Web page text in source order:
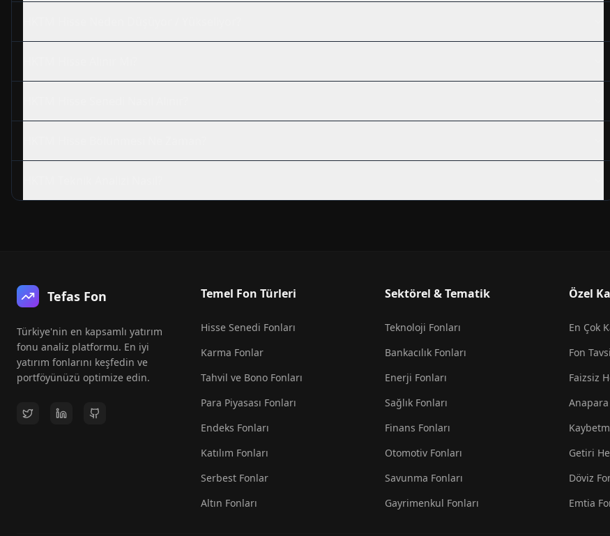
Tefas Fon
Türkiye'nin en kapsamlı yatırım
fonu analiz platformu. En iyi
yatırım fonlarını keşfedin ve
portföyünüzü optimize edin.
Temel Fon Türleri
Hisse Senedi Fonları
Karma Fonlar
Tahvil ve Bono Fonları
Para Piyasası Fonları
Endeks Fonları
Katılım Fonları
Serbest Fonlar
Altın Fonları
Sektörel & Tematik
Teknoloji Fonları
Bankacılık Fonları
Enerji Fonları
Sağlık Fonları
Finans Fonları
Otomotiv Fonları
Savunma Fonları
Gayrimenkul Fonları
Özel
En Çok
Fon
Faizsiz
Getiri
Döviz
Emtia